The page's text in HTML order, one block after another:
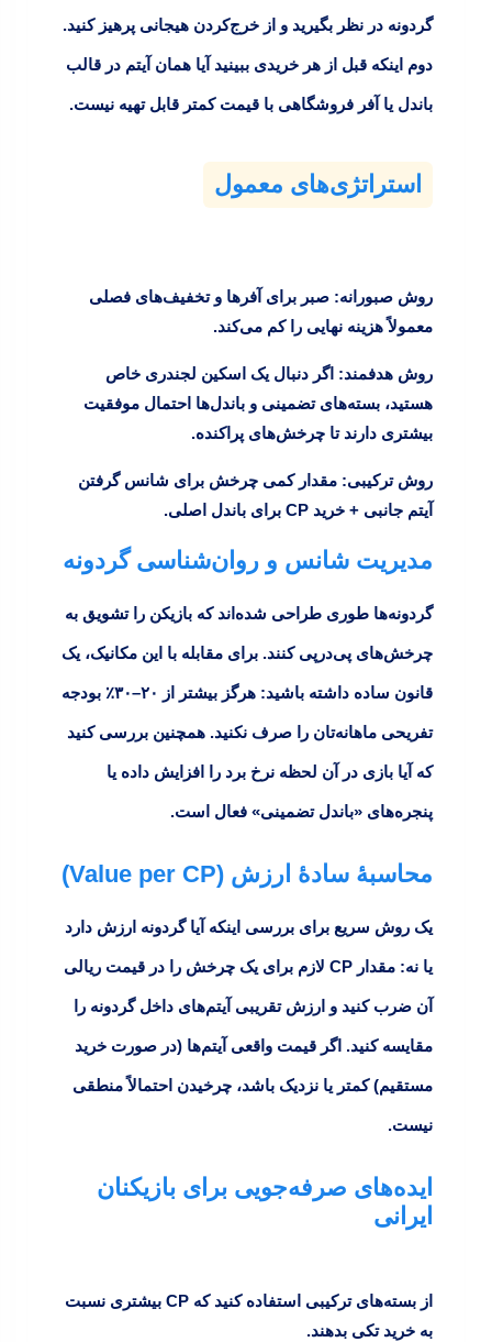
گردونه در نظر بگیرید و از خرج‌کردن هیجانی پرهیز کنید.
دوم اینکه قبل از هر خریدی ببینید آیا همان آیتم در قالب
باندل‌ یا آفر فروشگاهی با قیمت کمتر قابل تهیه نیست.
استراتژی‌های معمول
روش صبورانه: صبر برای آفرها و تخفیف‌های فصلی
معمولاً هزینه نهایی را کم می‌کند.
روش هدفمند: اگر دنبال یک اسکین لجندری خاص
هستید، بسته‌های تضمینی و باندل‌ها احتمال موفقیت
بیشتری دارند تا چرخش‌های پراکنده.
روش ترکیبی: مقدار کمی چرخش برای شانس گرفتن
آیتم جانبی + خرید CP برای باندل اصلی.
مدیریت شانس و روان‌شناسی گردونه
گردونه‌ها طوری طراحی شده‌اند که بازیکن را تشویق به
چرخش‌های پی‌درپی کنند. برای مقابله با این مکانیک، یک
قانون ساده داشته باشید: هرگز بیشتر از ۲۰–۳۰٪ بودجه
تفریحی ماهانه‌تان را صرف نکنید. همچنین بررسی کنید
که آیا بازی در آن لحظه نرخ برد را افزایش داده یا
پنجره‌های «باندل تضمینی» فعال است.
محاسبهٔ سادهٔ ارزش (Value per CP)
یک روش سریع برای بررسی اینکه آیا گردونه ارزش دارد
یا نه: مقدار CP لازم برای یک چرخش را در قیمت ریالی
آن ضرب کنید و ارزش تقریبی آیتم‌های داخل گردونه را
مقایسه کنید. اگر قیمت واقعی آیتم‌ها (در صورت خرید
مستقیم) کمتر یا نزدیک باشد، چرخیدن احتمالاً منطقی
نیست.
ایده‌های صرفه‌جویی برای بازیکنان
ایرانی
از بسته‌های ترکیبی استفاده کنید که CP بیشتری نسبت
به خرید تکی بدهند.